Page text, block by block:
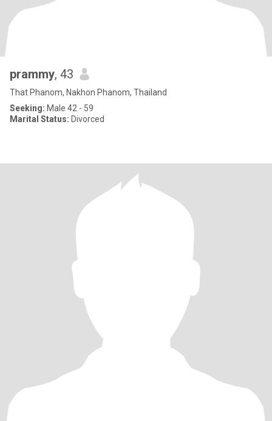
prammy, 43
That Phanom, Nakhon Phanom, Thailand
Seeking: Male 42 - 59
Marital Status: Divorced